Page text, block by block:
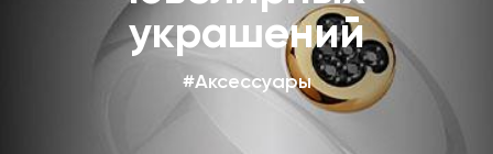
#Аксессуары
украшений